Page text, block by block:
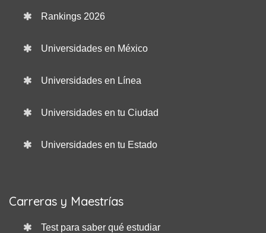
Rankings 2026
Universidades en México
Universidades en Línea
Universidades en tu Ciudad
Universidades en tu Estado
Carreras y Maestrías
Test para saber qué estudiar